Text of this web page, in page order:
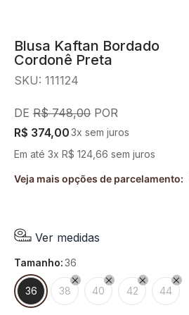
Blusa Kaftan Bordado
Cordonê Preta
SKU: 111124
R$ 748,00
R$ 374,003x sem juros
Em até 3x R$ 124 66 sem juros
Veja mais opções de parcelamento:
Ver medidas
tamanho:36
36 38 40 42 44
10º off white